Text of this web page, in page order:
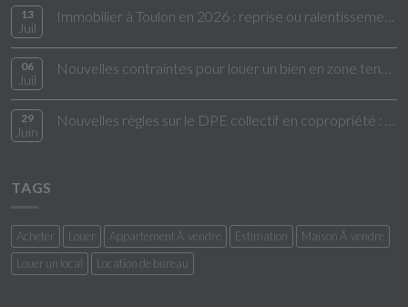
13
Juil
06
Juil
29
Juin
TAGS
Acheter Louer Appartement Ã vendre Estimation
Maison Ã vendre
Louer un local
Location de bureau